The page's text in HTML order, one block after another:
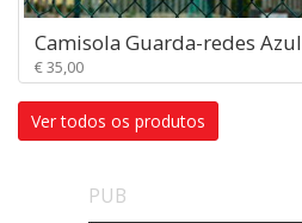
Camisola Guarda-redes Azul
€ 35,00
Ver todos os produtos
PUB